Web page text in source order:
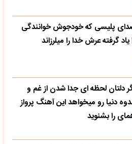
پلیسی که خودجوش خوانندگی
یاد گرفته عرش خدا را میلرزاند
دلتان لحظه ای جدا شدن از غم و
دنیا رو میخواهد این آهنگ پرواز
را بشنوید